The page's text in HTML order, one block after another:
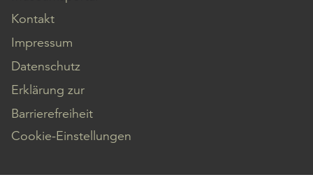
Kontakt
Impressum
Datenschutz
Erklärung zur
Barrierefreiheit
Cookie-Einstellungen